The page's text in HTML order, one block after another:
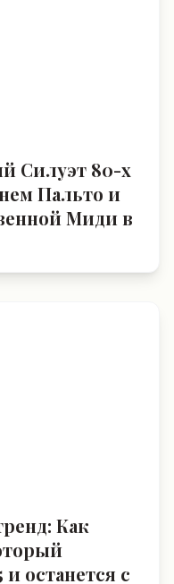
Силуэт 80-х
Пальто и
Миди в
Как
останется с